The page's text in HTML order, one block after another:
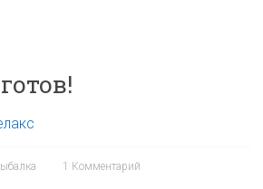
1 Комментарий